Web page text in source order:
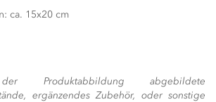
ca. 15x20 cm
Produktabbildung abgebildete
ergänzendes Zubehör, oder sonstige